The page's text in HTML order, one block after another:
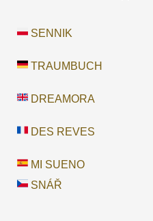
SENNIK
TRAUMBUCH
DREAMORA
DES REVES
MI SUENO
SNÁŘ